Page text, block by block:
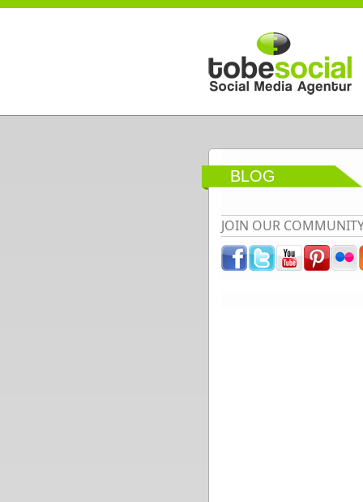
Direkt zum Inhalt
BLOG
JOIN OUR